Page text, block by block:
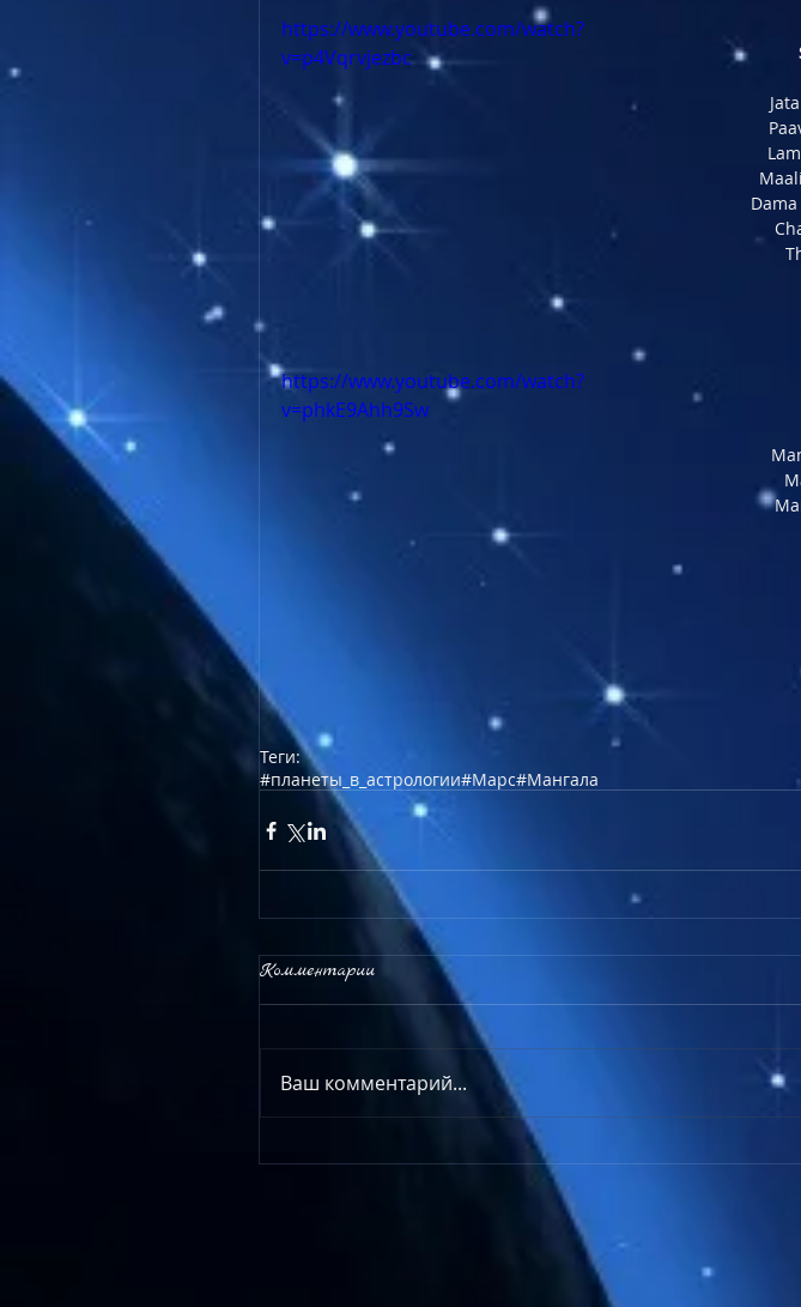
https://www.youtube.com/watch?
v=p4Vqrvjezbc
https://www.youtube.com/watch?
v=phkE9Ahh9Sw
Теги:
#планеты_в_астрологии#Марс#Мангала
Комментарии
Ваш комментарий...